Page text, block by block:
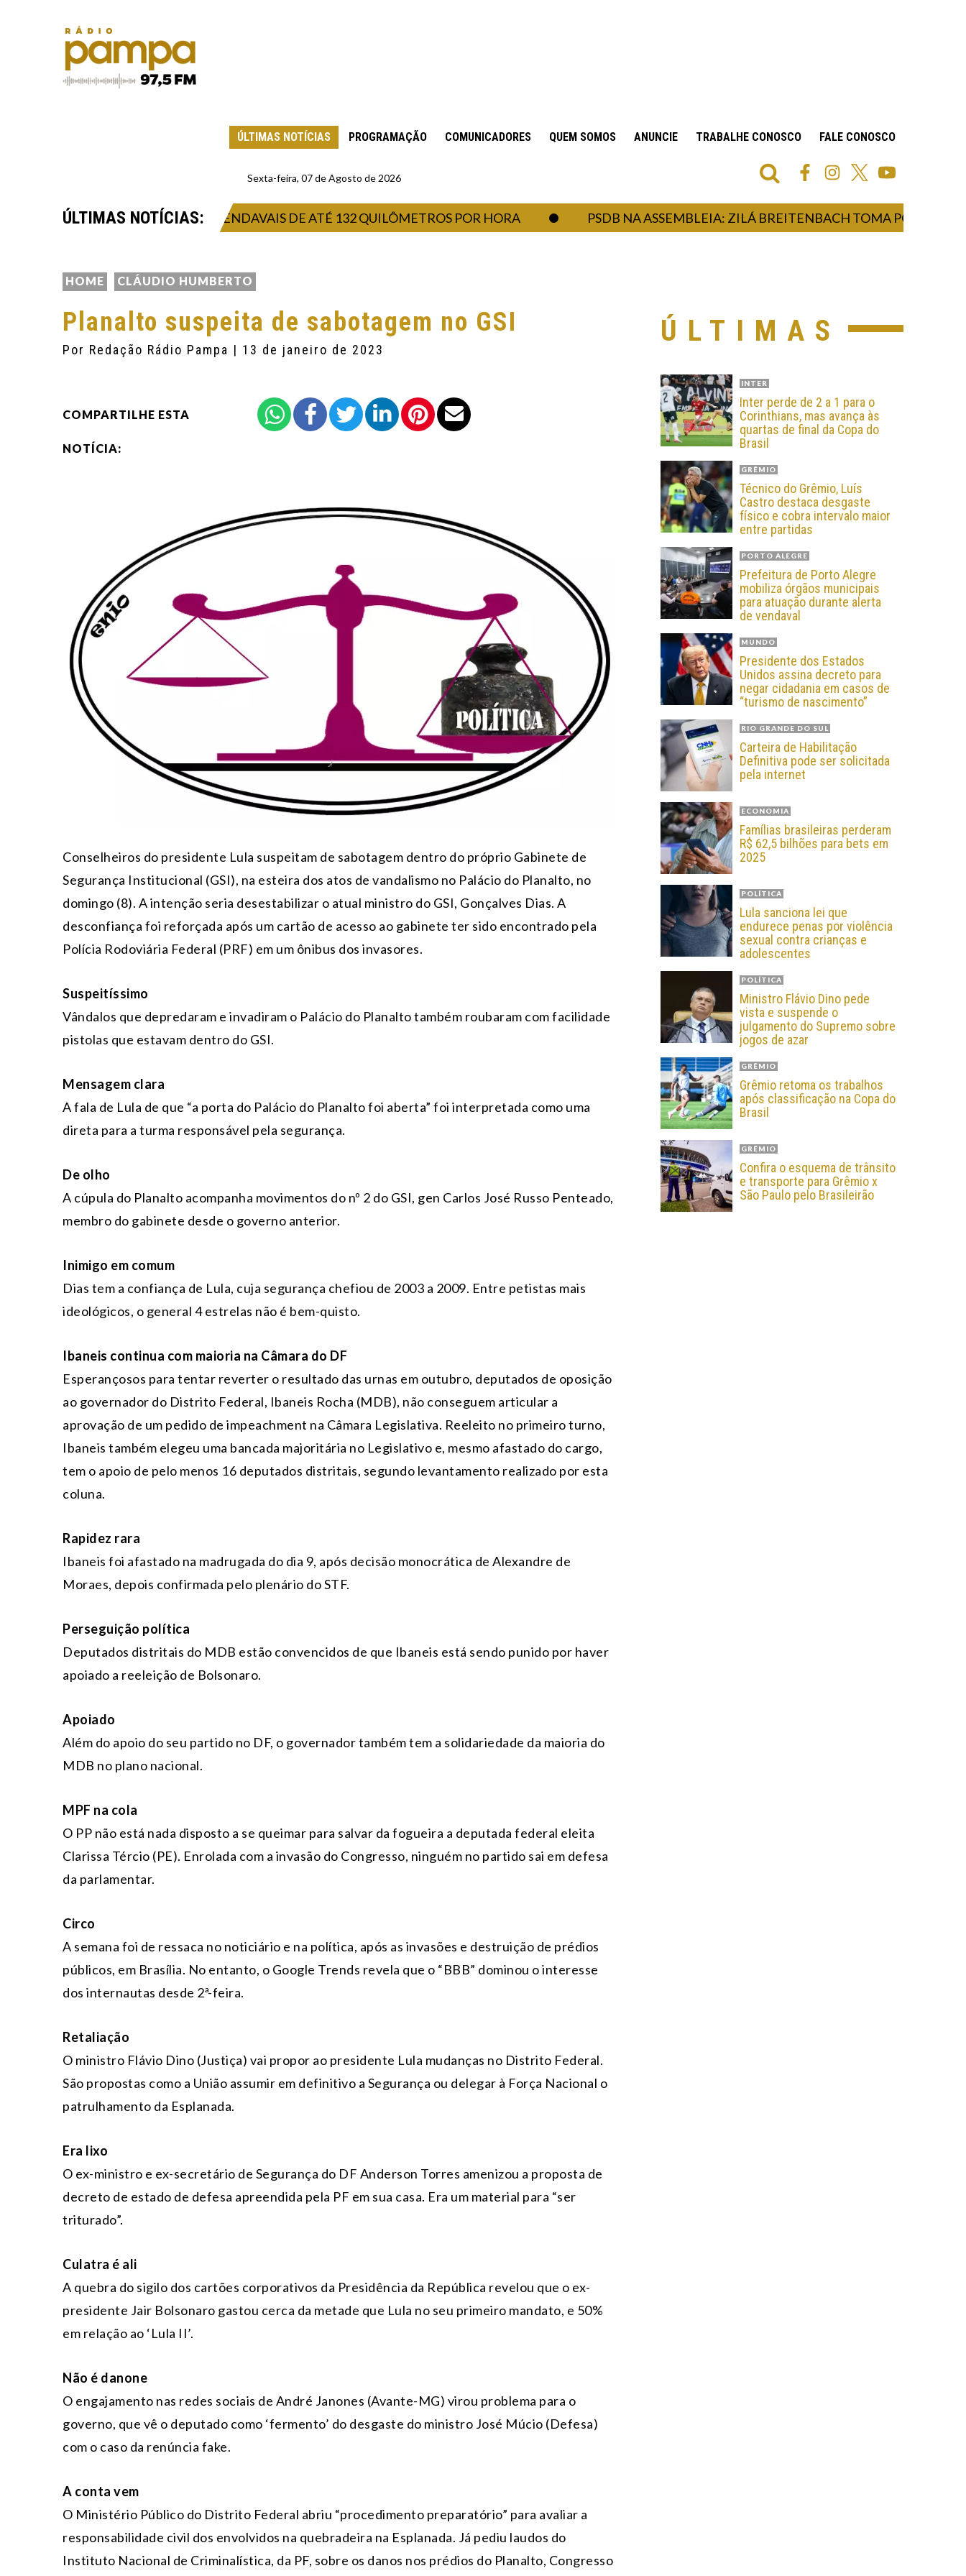
ÚLTIMAS NOTÍCIAS PROGRAMAÇÃO COMUNICADORES QUEM SOMOS ANUNCIE TRABALHE CONOSCO FALE CONOSCO
Sexta-feira, 07 de Agosto de 2026
ÚLTIMAS NOTÍCIAS:
TEMPORAL INTENSO E VENDAVAIS DE ATÉ 132 QUILÔMETROS POR HORA PSDB NA ASSEMBLEIA: ZILÁ BREITENBACH TOMA POSSE COMO
HOME CLÁUDIO HUMBERTO
Planalto suspeita de sabotagem no GSI
Por Redação Rádio Pampa | 13 de janeiro de 2023
COMPARTILHE ESTA
NOTÍCIA:
Conselheiros do presidente Lula suspeitam de sabotagem dentro do próprio Gabinete de
Segurança Institucional (GSI), na esteira dos atos de vandalismo no Palácio do Planalto, no
domingo (8). A intenção seria desestabilizar o atual ministro do GSI, Gonçalves Dias. A
desconfiança foi reforçada após um cartão de acesso ao gabinete ter sido encontrado pela
Polícia Rodoviária Federal (PRF) em um ônibus dos invasores.
Suspeitíssimo
Vândalos que depredaram e invadiram o Palácio do Planalto também roubaram com facilidade
pistolas que estavam dentro do GSI.
Mensagem clara
A fala de Lula de que “a porta do Palácio do Planalto foi aberta” foi interpretada como uma
direta para a turma responsável pela segurança.
De olho
A cúpula do Planalto acompanha movimentos do nº 2 do GSI, gen Carlos José Russo Penteado,
membro do gabinete desde o governo anterior.
Inimigo em comum
Dias tem a confiança de Lula, cuja segurança chefiou de 2003 a 2009. Entre petistas mais
ideológicos, o general 4 estrelas não é bem-quisto.
Ibaneis continua com maioria na Câmara do DF
Esperançosos para tentar reverter o resultado das urnas em outubro, deputados de oposição
ao governador do Distrito Federal, Ibaneis Rocha (MDB), não conseguem articular a
aprovação de um pedido de impeachment na Câmara Legislativa. Reeleito no primeiro turno,
Ibaneis também elegeu uma bancada majoritária no Legislativo e, mesmo afastado do cargo,
tem o apoio de pelo menos 16 deputados distritais, segundo levantamento realizado por esta
coluna.
Rapidez rara
Ibaneis foi afastado na madrugada do dia 9, após decisão monocrática de Alexandre de
Moraes, depois confirmada pelo plenário do STF.
Perseguição política
Deputados distritais do MDB estão convencidos de que Ibaneis está sendo punido por haver
apoiado a reeleição de Bolsonaro.
Apoiado
Além do apoio do seu partido no DF, o governador também tem a solidariedade da maioria do
MDB no plano nacional.
MPF na cola
O PP não está nada disposto a se queimar para salvar da fogueira a deputada federal eleita
Clarissa Tércio (PE). Enrolada com a invasão do Congresso, ninguém no partido sai em defesa
da parlamentar.
Circo
A semana foi de ressaca no noticiário e na política, após as invasões e destruição de prédios
públicos, em Brasília. No entanto, o Google Trends revela que o “BBB” dominou o interesse
dos internautas desde 2ª-feira.
Retaliação
O ministro Flávio Dino (Justiça) vai propor ao presidente Lula mudanças no Distrito Federal.
São propostas como a União assumir em definitivo a Segurança ou delegar à Força Nacional o
patrulhamento da Esplanada.
Era lixo
O ex-ministro e ex-secretário de Segurança do DF Anderson Torres amenizou a proposta de
decreto de estado de defesa apreendida pela PF em sua casa. Era um material para “ser
triturado”.
Culatra é ali
A quebra do sigilo dos cartões corporativos da Presidência da República revelou que o ex-
presidente Jair Bolsonaro gastou cerca da metade que Lula no seu primeiro mandato, e 50%
em relação ao ‘Lula II’.
Não é danone
O engajamento nas redes sociais de André Janones (Avante-MG) virou problema para o
governo, que vê o deputado como ‘fermento’ do desgaste do ministro José Múcio (Defesa)
com o caso da renúncia fake.
A conta vem
O Ministério Público do Distrito Federal abriu “procedimento preparatório” para avaliar a
responsabilidade civil dos envolvidos na quebradeira na Esplanada. Já pediu laudos do
Instituto Nacional de Criminalística, da PF, sobre os danos nos prédios do Planalto, Congresso
ÚLTIMAS
INTER
Inter perde de 2 a 1 para o
Corinthians, mas avança às
quartas de final da Copa do
Brasil
GRÊMIO
Técnico do Grêmio, Luís
Castro destaca desgaste
físico e cobra intervalo maior
entre partidas
PORTO ALEGRE
Prefeitura de Porto Alegre
mobiliza órgãos municipais
para atuação durante alerta
de vendaval
MUNDO
Presidente dos Estados
Unidos assina decreto para
negar cidadania em casos de
“turismo de nascimento”
RIO GRANDE DO SUL
Carteira de Habilitação
Definitiva pode ser solicitada
pela internet
ECONOMIA
Famílias brasileiras perderam
R$ 62,5 bilhões para bets em
2025
POLÍTICA
Lula sanciona lei que
endurece penas por violência
sexual contra crianças e
adolescentes
POLÍTICA
Ministro Flávio Dino pede
vista e suspende o
julgamento do Supremo sobre
jogos de azar
GRÊMIO
Grêmio retoma os trabalhos
após classificação na Copa do
Brasil
GRÊMIO
Confira o esquema de trânsito
e transporte para Grêmio x
São Paulo pelo Brasileirão